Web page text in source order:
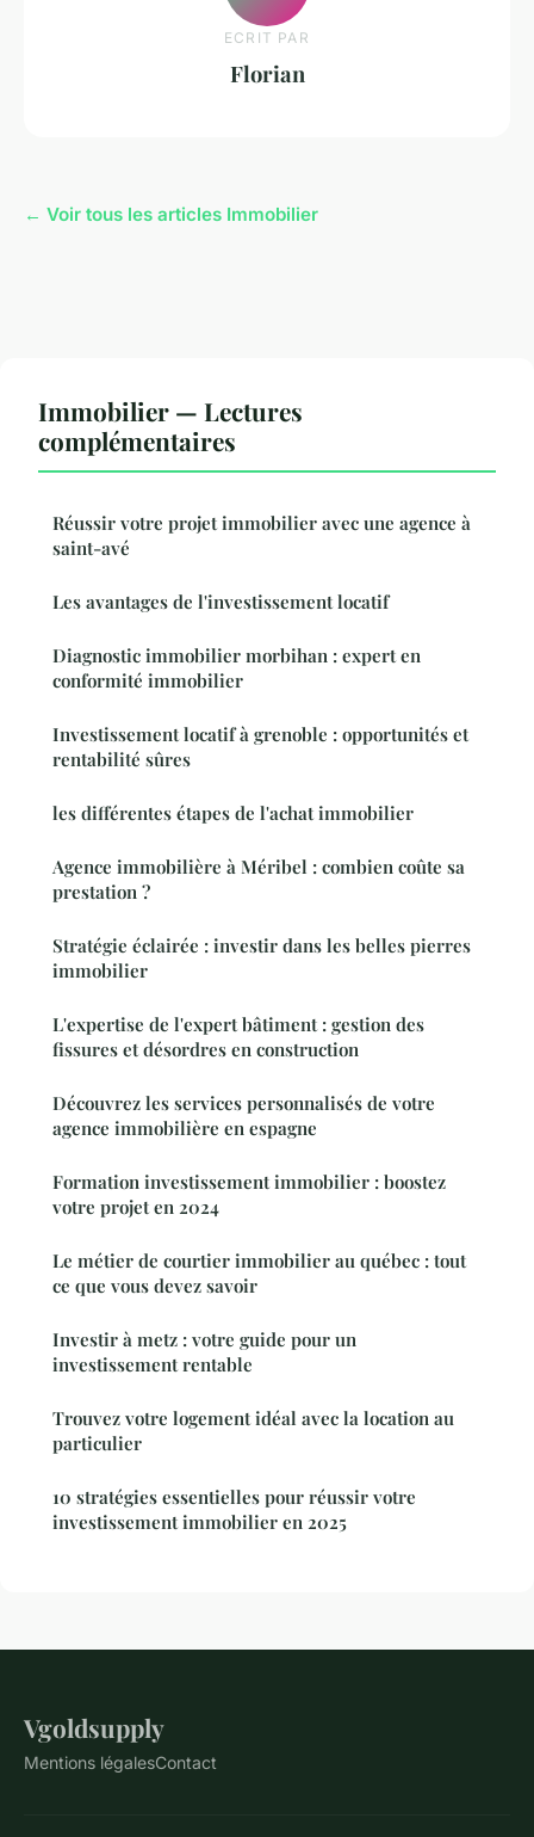
ECRIT PAR
Florian
← Voir tous les articles Immobilier
Immobilier — Lectures
complémentaires
Réussir votre projet immobilier avec une agence à
saint-avé
Les avantages de l'investissement locatif
Diagnostic immobilier morbihan : expert en
conformité immobilier
Investissement locatif à grenoble : opportunités et
rentabilité sûres
les différentes étapes de l'achat immobilier
Agence immobilière à Méribel : combien coûte sa
prestation ?
Stratégie éclairée : investir dans les belles pierres
immobilier
L'expertise de l'expert bâtiment : gestion des
fissures et désordres en construction
Découvrez les services personnalisés de votre
agence immobilière en espagne
Formation investissement immobilier : boostez
votre projet en 2024
Le métier de courtier immobilier au québec : tout
ce que vous devez savoir
Investir à metz : votre guide pour un
investissement rentable
Trouvez votre logement idéal avec la location au
particulier
10 stratégies essentielles pour réussir votre
investissement immobilier en 2025
Vgoldsupply
Mentions légalesContact